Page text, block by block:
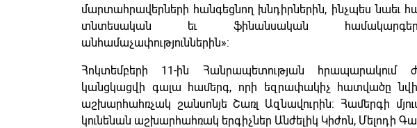
մարտահրավերների հանգեցնող խնդիրներին, ինչպես նաեւ
տնտեսական եւ ֆինանսական
անհամաչափություններին»:
Հոկտեմբերի 11-ին Հանրապետության հրապարակում
կանցկացվի գալա համերգ, որի եզրափակիչ հատվածը
աշխարհահռչակ շանսոնյե Շառլ Ազնավուրին: Համերգի մյուս
կունենան աշխարհահռակ երգիչներ Անժելիկ Կիժոն, Մելոդի